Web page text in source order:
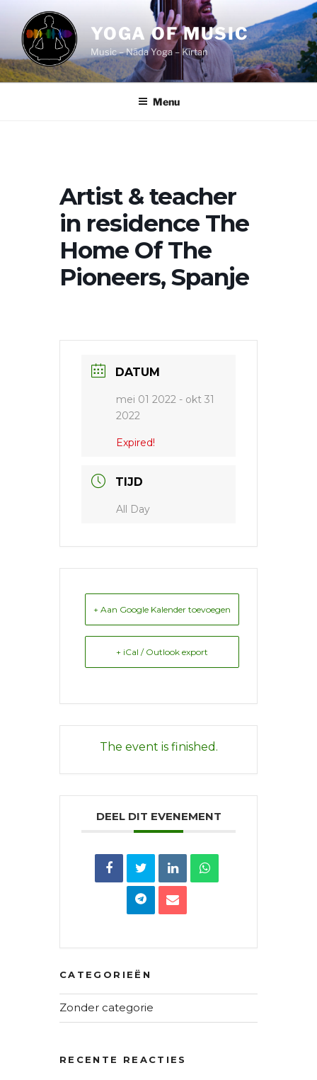
inhoud
YOGA OF MUSIC
Music – Nāda Yoga – Kīrtan
Menu
Artist & teacher
in residence The
Home Of The
Pioneers, Spanje
DATUM
mei 01 2022 - okt 31
2022
Expired!
TIJD
All Day
+ Aan Google Kalender toevoegen
+ iCal / Outlook export
The event is finished.
DEEL DIT EVENEMENT
CATEGORIEËN
Zonder categorie
RECENTE REACTIES